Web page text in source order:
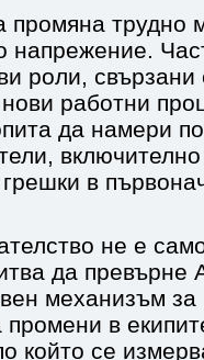
промяна трудно
роли, свързани
работни
да намери
в
не е
да превърне
механизъм
в
който се